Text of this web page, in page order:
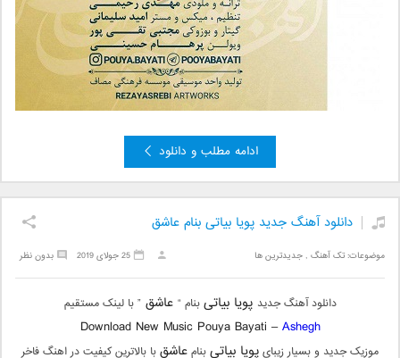
ادامه مطلب و دانلود
دانلود آهنگ جدید پویا بیاتی بنام عاشق
موضوعات:تک آهنگ ,جدیدترین ها بدون نظر 25 جولای 2019
دانلود آهنگ جدید پویا بیاتیبنام “ عاشق” با لینک مستقیم
Download New Music Pouya Bayati –Ashegh
موزیک جدید و بسیار زیبایپویا بیاتیبنامعاشقبا بالاترین کیفیت در اهنگ فاخر